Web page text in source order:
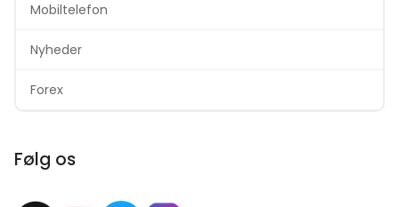
Mobiltelefon
Nyheder
Forex
Følg os